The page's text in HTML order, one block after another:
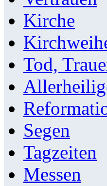
Kirche
Tod,
Segen
Tagzeiten
Messen